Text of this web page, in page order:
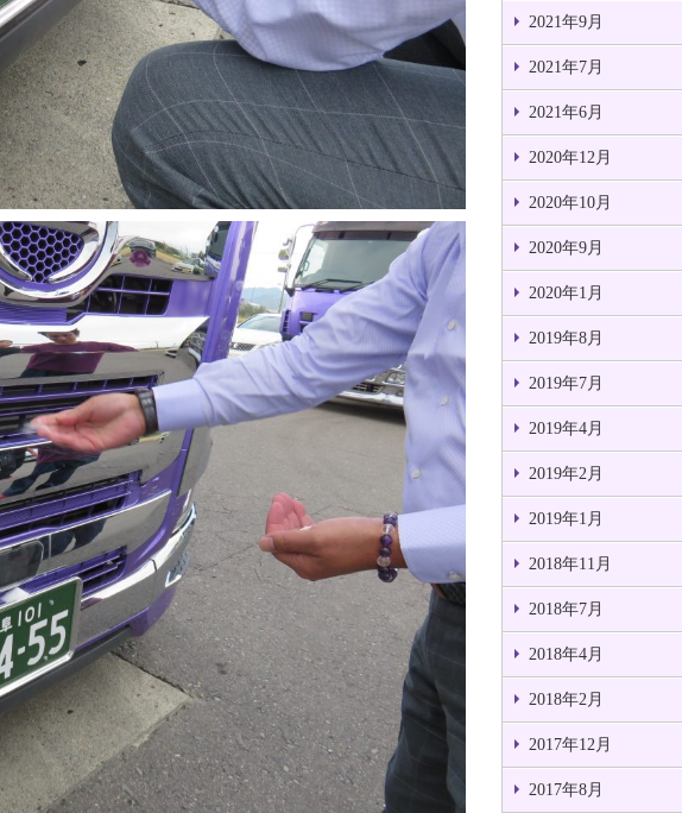
2021年9月
2021年7月
2021年6月
2020年12月
2020年10月
2020年9月
2020年1月
2019年8月
2019年7月
2019年4月
2019年2月
2019年1月
2018年11月
2018年7月
2018年4月
2018年2月
2017年12月
2017年8月